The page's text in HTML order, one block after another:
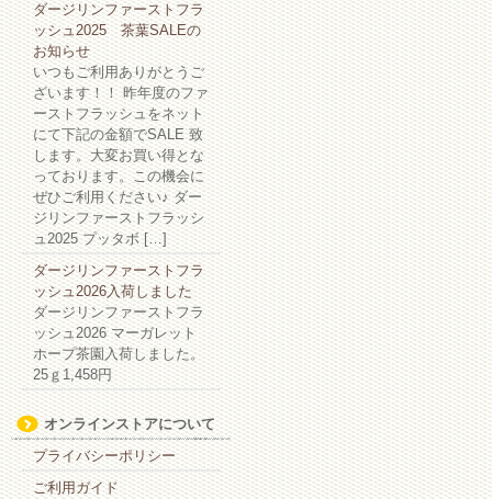
ダージリンファーストフラ
ッシュ2025 茶葉SALEの
お知らせ
いつもご利用ありがとうご
ざいます！！ 昨年度のファ
ーストフラッシュをネット
にて下記の金額でSALE 致
します。大変お買い得とな
っております。この機会に
ぜひご利用ください♪ ダー
ジリンファーストフラッシ
ュ2025 プッタボ […]
ダージリンファーストフラ
ッシュ2026入荷しました
ダージリンファーストフラ
ッシュ2026 マーガレット
ホープ茶園入荷しました。
25ｇ1,458円
オンラインストアについて
プライバシーポリシー
ご利用ガイド